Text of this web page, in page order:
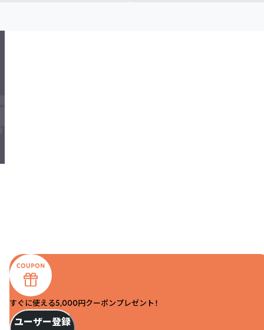
すぐに使える5,000円クーポンプレゼント！
ユーザー登録